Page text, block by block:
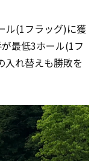
ル(1フラッグ)に獲
最低3ホール(1フ
入れ替えも勝敗を